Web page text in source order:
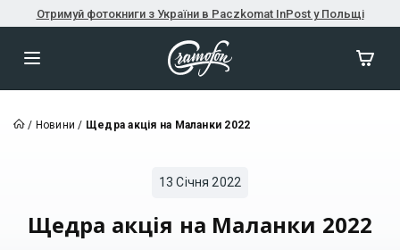
Отримуй фотокниги з України в Paczkomat InPost у Польщі
/ Новини / Щедра акція на Маланки 2022
13 Січня 2022
Щедра акція на Маланки 2022